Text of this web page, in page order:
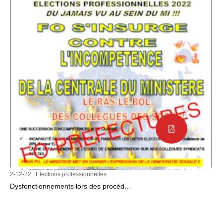
2-12-22 : Elections professionnelles
Dysfonctionnements lors des procéd…